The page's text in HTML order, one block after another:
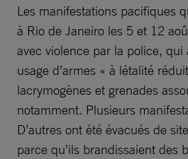
Les manifestations pacifiques
à Rio de Janeiro les 5 et 12
avec violence par la police,
usage d’armes « à létalité
lacrymogènes et grenades
notamment. Plusieurs
D’autres ont été évacués de
parce qu’ils brandissaient des